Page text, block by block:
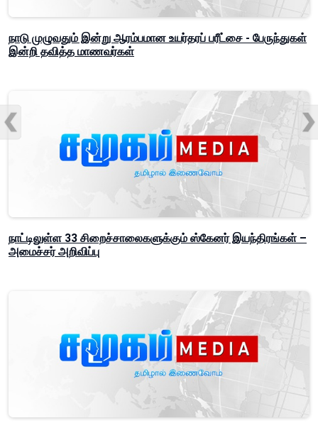
நாடு முழுவதும் இன்று ஆரம்பமான உயர்தரப் பரீட்சை - பேருந்துகள்
இன்றி தவித்த மாணவர்கள்
நாட்டிலுள்ள 33 சிறைச்சாலைகளுக்கும் ஸ்கேனர் இயந்திரங்கள் –
அமைச்சர் அறிவிப்பு